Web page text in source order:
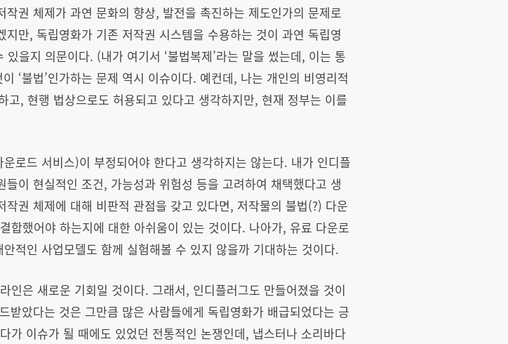
권 체제가 과연 문화의 향상, 발전을 촉진하는 제도인가의 문제로
만, 독립영화가 기존 저작권 시스템을 수용하는 것이 과연 독립영
을지 의문이다. (내가 여기서 ‘불법복제’라는 말을 썼는데, 이는 통
‘불법’인가하는 문제 역시 이슈이다. 예컨데, 나는 개인의 비영리적
, 현행 법상으로도 허용되고 있다고 생각하지만, 현재 정부는 이를
로드 서비스)이 부정되어야 한다고 생각하지는 않는다. 내가 인디플
이 현실적인 조건, 가능성과 위험성 등을 고려하여 채택했다고 생
권 체제에 대해 비판적 관점을 갖고 있다면, 저작물의 불법(?) 다운
합했어야 하는지에 대한 아쉬움이 있는 것이다. 나아가, 유료 다운로
적인 사업모델도 함께 실험해볼 수 있지 않을까 기대하는 것이다.
인은 새로운 기회일 것이다. 그래서, 인디플러그도 만들어졌을 것이
았다는 것은 그만큼 많은 사람들에게 독립영화가 배급되었다는 긍
가 이슈가 될 때에도 있었던 전통적인 논쟁인데, 냅스터나 소리바다